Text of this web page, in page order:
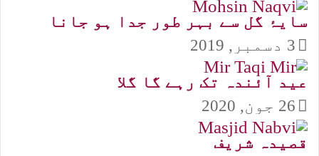
سایۂ گل سے بہر طور جدا ہو جانا
3 دسمبر, 2019
عید آئندہ تک رہے گا گلا
26 جون, 2020
قصیدہ شریف